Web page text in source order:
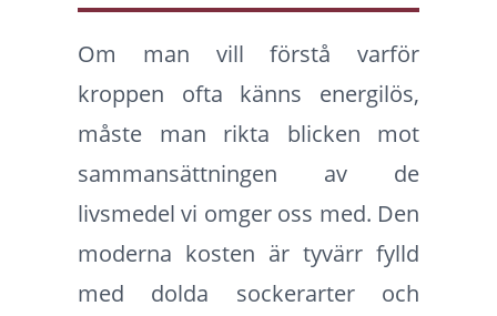
Om man vill förstå varför
kroppen ofta känns energilös,
måste man rikta blicken mot
sammansättningen av de
livsmedel vi omger oss med. Den
moderna kosten är tyvärr fylld
med dolda sockerarter och